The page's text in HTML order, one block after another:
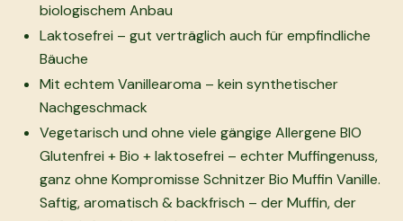
biologischem Anbau
Laktosefrei – gut verträglich auch für empfindliche
Bäuche
Mit echtem Vanillearoma – kein synthetischer
Nachgeschmack
Vegetarisch und ohne viele gängige Allergene BIO
Glutenfrei + Bio + laktosefrei – echter Muffingenuss,
ganz ohne Kompromisse Schnitzer Bio Muffin Vanille.
Saftig, aromatisch & backfrisch – der Muffin, der